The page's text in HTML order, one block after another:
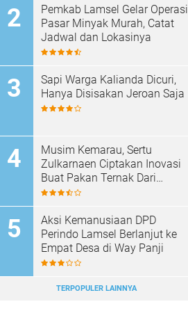
Pemkab Lamsel Gelar Operasi
Pasar Minyak Murah, Catat
Jadwal dan Lokasinya
Sapi Warga Kalianda Dicuri,
Hanya Disisakan Jeroan Saja
Musim Kemarau, Sertu
Zulkarnaen Ciptakan Inovasi
Buat Pakan Ternak Dari
Sampah
Aksi Kemanusiaan DPD
Perindo Lamsel Berlanjut ke
Empat Desa di Way Panji
TERPOPULER LAINNYA